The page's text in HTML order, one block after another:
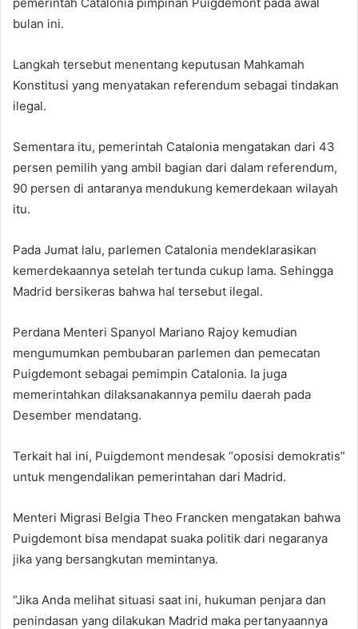
bulan ini.
Langkah tersebut menentang keputusan Mahkamah
Konstitusi yang menyatakan referendum sebagai tindakan
ilegal.
Sementara itu, pemerintah Catalonia mengatakan dari 43
persen pemilih yang ambil bagian dari dalam referendum,
90 persen di antaranya mendukung kemerdekaan wilayah
itu.
Pada Jumat lalu, parlemen Catalonia mendeklarasikan
kemerdekaannya setelah tertunda cukup lama. Sehingga
Madrid bersikeras bahwa hal tersebut ilegal.
Perdana Menteri Spanyol Mariano Rajoy kemudian
mengumumkan pembubaran parlemen dan pemecatan
Puigdemont sebagai pemimpin Catalonia. Ia juga
memerintahkan dilaksanakannya pemilu daerah pada
Desember mendatang.
Terkait hal ini, Puigdemont mendesak “oposisi demokratis”
untuk mengendalikan pemerintahan dari Madrid.
Menteri Migrasi Belgia Theo Francken mengatakan bahwa
Puigdemont bisa mendapat suaka politik dari negaranya
jika yang bersangkutan memintanya.
“Jika Anda melihat situasi saat ini, hukuman penjara dan
penindasan yang dilakukan Madrid maka pertanyaannya